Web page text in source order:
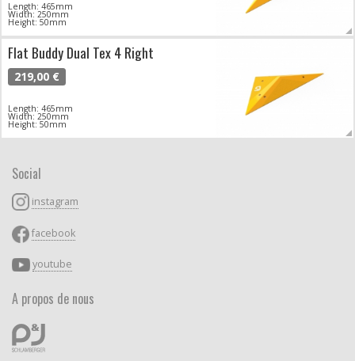
Length: 465mm
Width: 250mm
Height: 50mm
Flat Buddy Dual Tex 4 Right
219,00 €
Length: 465mm
Width: 250mm
Height: 50mm
Social
instagram
facebook
youtube
A propos de nous